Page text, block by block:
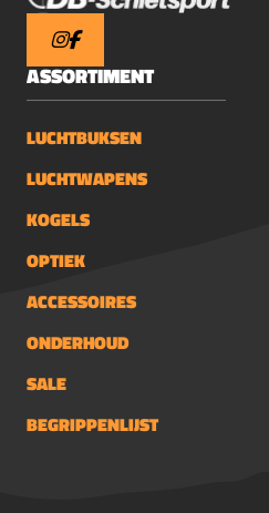
ASSORTIMENT
LUCHTBUKSEN
LUCHTWAPENS
KOGELS
OPTIEK
ACCESSOIRES
ONDERHOUD
SALE
BEGRIPPENLIJST